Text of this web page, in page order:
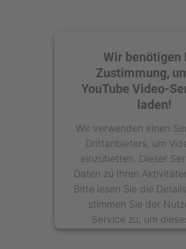
Wir benötigen
Zustimmung,
YouTube Video-
laden!
Wir verwenden einen
Drittanbieters, um
einzubetten. Dieser
Daten zu Ihren
Bitte lesen Sie die
stimmen Sie der
Service zu, um
anzusehen.